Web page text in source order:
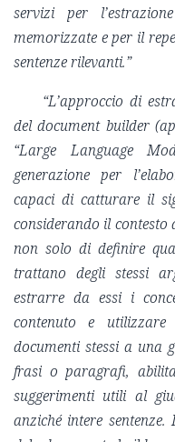
servizi per
memorizzate e per il
sentenze rilevanti.”
“L’approccio di
del document builder
“Large Language
generazione per
capaci di catturare il
considerando il
non solo di definire
trattano degli stessi
estrarre da essi i
contenuto e
documenti stessi a una
frasi o paragrafi,
suggerimenti utili al
anziché intere